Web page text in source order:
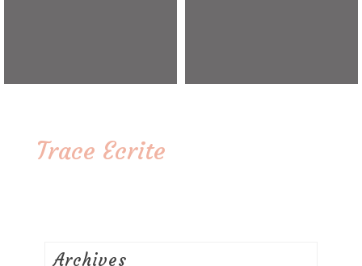
Trace Ecrite
Archives